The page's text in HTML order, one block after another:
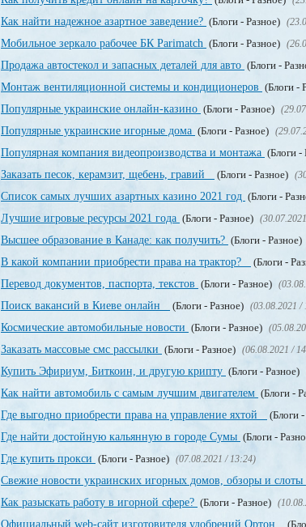
Как найти надежное азартное заведение? (Блоги - Разное)
Мобильное зеркало рабочее БК Parimatch (Блоги - Разное)
Продажа автостекол и запасных деталей для авто (Блоги -
Монтаж вентиляционной системы и кондиционеров (Блоги -
Популярные украинские онлайн-казино (Блоги - Разное)
Популярные украинские игорные дома (Блоги - Разное)
Популярная компания видеопроизводства и монтажа (Блоги -
Заказать песок, керамзит, щебень, гравий (Блоги - Разное)
Список самых лучших азартных казино 2021 год (Блоги -
Лучшие игровые ресурсы 2021 года (Блоги - Разное)
Высшее образование в Канаде: как получить? (Блоги - Разное)
В какой компании приобрести права на трактор? (Блоги -
Перевод документов, паспорта, текстов (Блоги - Разное)
Поиск вакансий в Киеве онлайн (Блоги - Разное) (03.08.2021 /
Космические автомобильные новости (Блоги - Разное)
Заказать массовые смс рассылки (Блоги - Разное) (06.08.2021 /
Купить Эфириум, Биткоин, и другую крипту (Блоги - Разное)
Как найти автомобиль с самым лучшим двигателем (Блоги -
Где выгодно приобрести права на управление яхтой (Блоги
Где найти достойную кальянную в городе Сумы (Блоги -
Где купить прокси (Блоги - Разное) (07.08.2021 / 13:24)
Свежие новости украинских игорных домов, обзоры и слоты
Как разыскать работу в игорной сфере? (Блоги - Разное)
Официальный web-сайт изготовителя удобрений Ортон